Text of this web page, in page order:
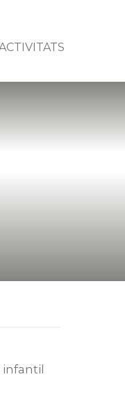
infantil